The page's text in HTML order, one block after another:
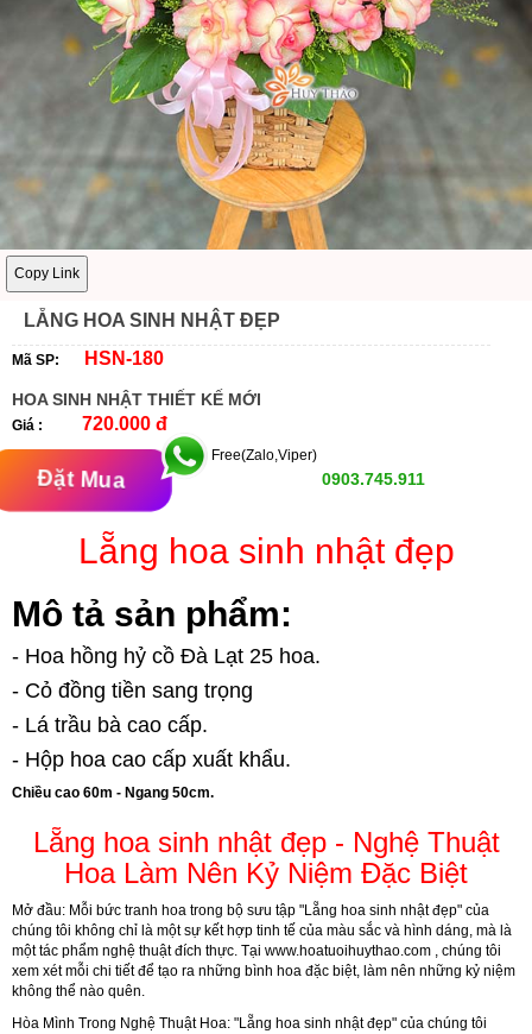
Copy Link
LẴNG HOA SINH NHẬT ĐẸP
Mã SP: HSN-180
HOA SINH NHẬT THIẾT KẾ MỚI
Giá : 720.000 đ
Đặt Mua
Free(Zalo,Viper)
0903.745.911
Lẵng hoa sinh nhật đẹp
Mô tả sản phẩm:
- Hoa hồng hỷ cồ Đà Lạt 25 hoa.
- Cỏ đồng tiền sang trọng
- Lá trầu bà cao cấp.
- Hộp hoa cao cấp xuất khẩu.
Chiều cao 60m - Ngang 50cm.
Lẵng hoa sinh nhật đẹp - Nghệ Thuật
Hoa Làm Nên Kỷ Niệm Đặc Biệt
Mở đầu: Mỗi bức tranh hoa trong bộ sưu tập "Lẵng hoa sinh nhật đẹp" của
chúng tôi không chỉ là một sự kết hợp tinh tế của màu sắc và hình dáng, mà là
một tác phẩm nghệ thuật đích thực. Tại www.hoatuoihuythao.com , chúng tôi
xem xét mỗi chi tiết để tạo ra những bình hoa đặc biệt, làm nên những kỷ niệm
không thể nào quên.
Hòa Mình Trong Nghệ Thuật Hoa: "Lẵng hoa sinh nhật đẹp" của chúng tôi